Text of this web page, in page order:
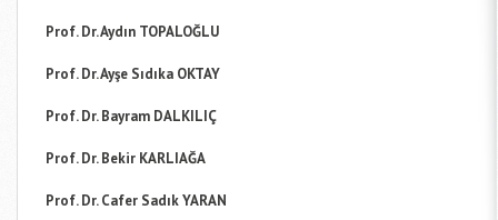
Prof. Dr. Aydın TOPALOĞLU
Prof. Dr. Ayşe Sıdıka OKTAY
Prof. Dr. Bayram DALKILIÇ
Prof. Dr. Bekir KARLIAĞA
Prof. Dr. Cafer Sadık YARAN